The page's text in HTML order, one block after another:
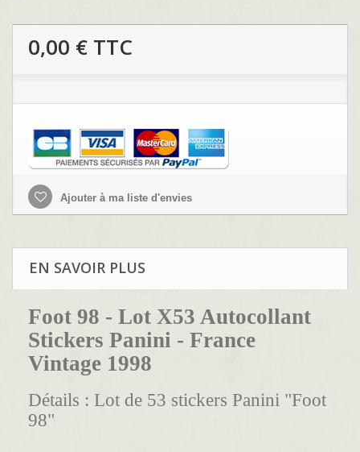
0,00 € TTC
Ajouter à ma liste d'envies
EN SAVOIR PLUS
Foot 98 - Lot X53 Autocollant
Stickers Panini - France
Vintage 1998
Détails : Lot de 53 stickers Panini "Foot
98"